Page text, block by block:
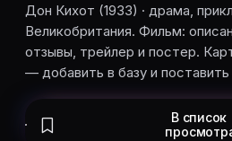
Louis Mafer
Чарльз Леже
Пьер-Луи
Карточки актёров с ролями
Дон Кихот (1933) · драма,
Великобритания. Фильм:
отзывы, трейлер и постер.
— добавить в базу и поставить
В список